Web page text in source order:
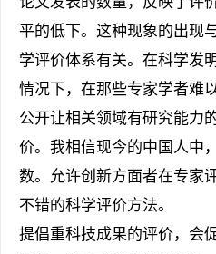
平的低下。这种现象的出现
学评价体系有关。在科学发
情况下，在那些专家学者难
公开让相关领域有研究能力
价。我相信现今的中国人中
数。允许创新方面者在专家
不错的科学评价方法。
提倡重科技成果的评价，会